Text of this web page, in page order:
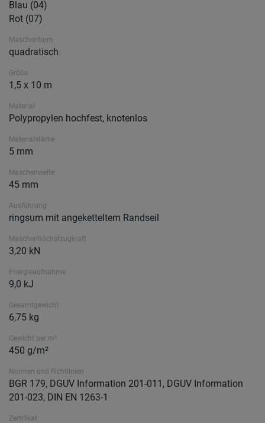
Blau (04)
Rot (07)
Maschenform
quadratisch
Größe
1,5 x 10 m
Material
Polypropylen hochfest, knotenlos
Materialstärke
5 mm
Maschenweite
45 mm
Ausführung
ringsum mit angeketteltem Randseil
Maschenhöchstzugkraft
3,20 kN
Energieaufnahme
9,0 kJ
Gesamtgewicht
6,75 kg
Gewicht per m²
450 g/m²
Normen und Richtlinien
BGR 179, DGUV Information 201-011, DGUV Information
201-023, DIN EN 1263-1
Zertifikat